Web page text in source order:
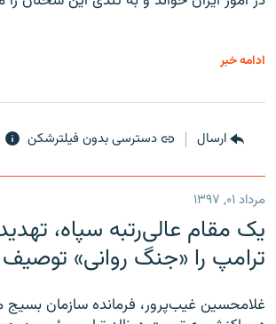
ادامه خبر
ارسال دسترسی بدون فیلترشکن
مرداد ۰۱, ۱۳۹۷
یک مقام عالی‌رتبه سپاه،
ترامپ را «جنگ روانی» توصیف
غلامحسین غیب‌پرور، فرمانده سازمان